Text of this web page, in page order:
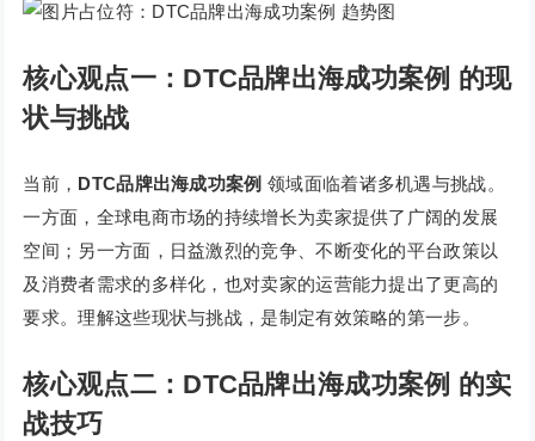
核心观点一：DTC品牌出海成功案例 的现
状与挑战
当前， DTC品牌出海成功案例 领域面临着诸多机遇与挑战。
一方面，全球电商市场的持续增长为卖家提供了广阔的发展
空间；另一方面，日益激烈的竞争、不断变化的平台政策以
及消费者需求的多样化，也对卖家的运营能力提出了更高的
要求。理解这些现状与挑战，是制定有效策略的第一步。
核心观点二：DTC品牌出海成功案例 的实
战技巧